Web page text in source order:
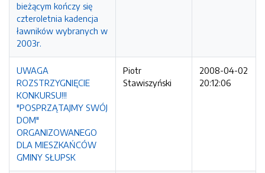
bieżącym kończy się
czteroletnia kadencja
ławników wybranych w
2003r.
UWAGA
ROZSTRZYGNIĘCIE
KONKURSU!!!
"POSPRZĄTAJMY SWÓJ
DOM"
ORGANIZOWANEGO
DLA MIESZKAŃCÓW
GMINY SŁUPSK
Piotr
Stawiszyński
2008-04-02
20:12:06